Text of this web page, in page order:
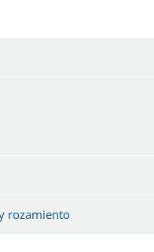
rozamiento